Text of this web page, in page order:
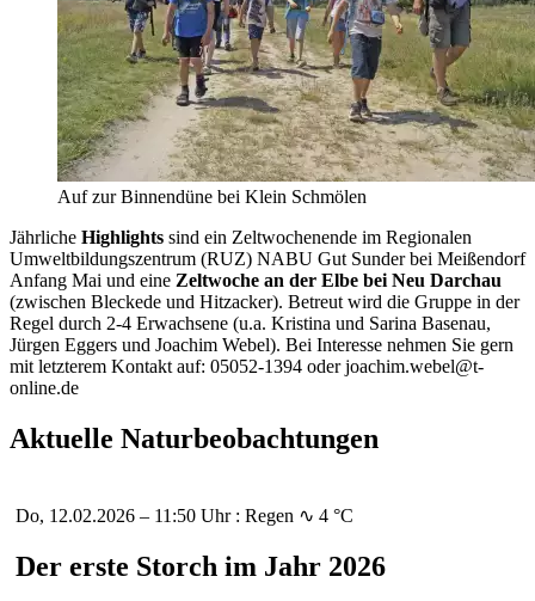
Auf zur Binnendüne bei Klein Schmölen
Jährliche Highlights sind ein Zeltwochenende im Regionalen
Umweltbildungszentrum (RUZ) NABU Gut Sunder bei Meißendorf
Anfang Mai und eine Zeltwoche an der Elbe bei Neu Darchau
(zwischen Bleckede und Hitzacker). Betreut wird die Gruppe in der
Regel durch 2-4 Erwachsene (u.a. Kristina und Sarina Basenau,
Jürgen Eggers und Joachim Webel). Bei Interesse nehmen Sie gern
mit letzterem Kontakt auf: 05052-1394 oder joachim.webel@t-
online.de
Aktuelle Naturbeobachtungen
Do, 12.02.2026 – 11:50 Uhr : Regen ∿ 4 °C
Der erste Storch im Jahr 2026